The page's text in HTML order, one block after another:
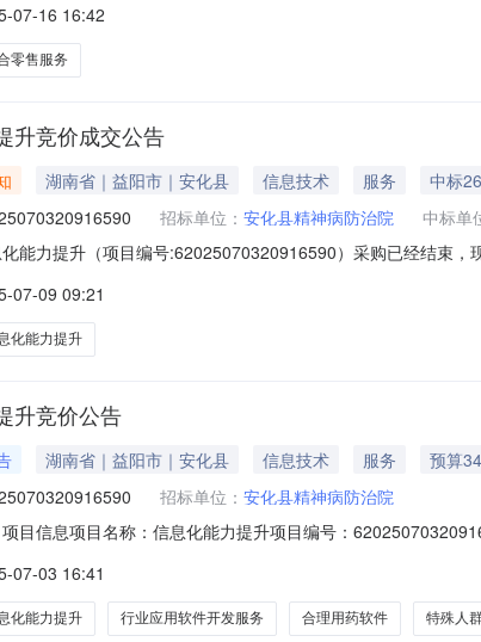
信息填写-错误八、其他事项：九、联系方式1、采购人名称：
系电话：传真：3、同
07-16 16:42
零售服务
升竞价成交公告
湖南省｜益阳市｜安化县 信息技术 服务
中标
招标单位： 安化县精神病防治院 中标单
能力提升（项目编号:62025070320916590）采购已经结束
单位名称：安化县精神病防治院采购单位地址：湖南省安化
07-09 09:21
化能力提升
升竞价公告
湖南省｜益阳市｜安化县 信息技术 服务
预算
招标单位： 安化县精神病防治院
目信息项目名称：信息化能力提升项目编号：
额(元)意向品牌行业应用软件开发服务核心参数要求:商品类目
07-03 16:41
化能力提升 行业应用软件开发服务 合理用药软件 特殊人